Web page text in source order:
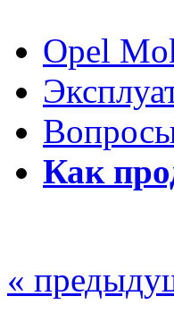
Opel
Как
«